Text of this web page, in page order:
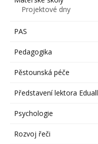
Projektové dny
PAS
Pedagogika
Pěstounská péče
Představení lektora Eduall
Psychologie
Rozvoj řeči